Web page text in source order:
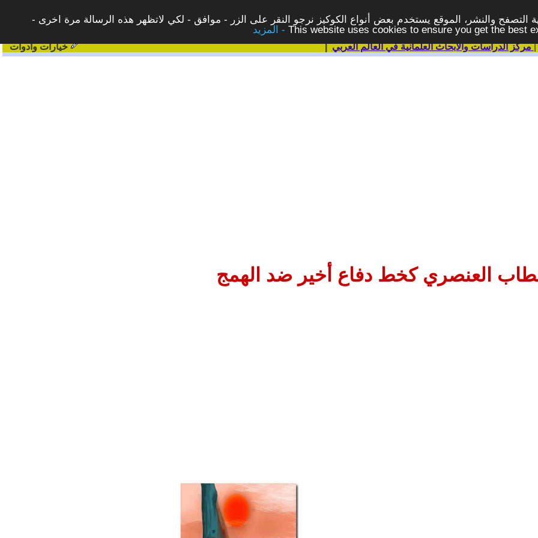
التصفح والنشر، الموقع يستخدم بعض أنواع الكوكيز نرجو النقر على الزر - موافق - لكي لاتظهر هذه الرسالة مرة اخرى -
This website uses cookies to ensure you get the best
|مركز الدراسات والابحاث العلمانية في العالم العربي | خيارات وادوات
العنصري كخط دفاع أخير ضد الهمج